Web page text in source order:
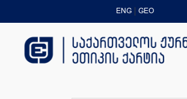
ENG GEO